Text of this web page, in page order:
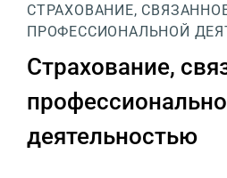
СТРАХОВАНИЕ,
ПРОФЕССИОНАЛЬНОЙ
Страхование,
деятельностью